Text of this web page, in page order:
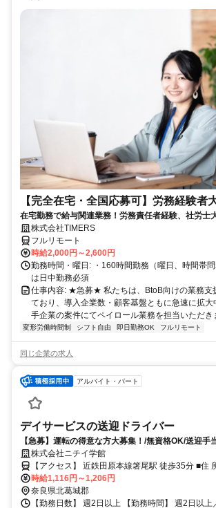
【完全在宅・全国応募可】労務経験者
在宅勤務で給与関連業務！労務責任者経験、社労士
ぎたい方、注目！
株式会社TIMERS
フルリモート
時給2,000円～2,600円
勤務時間・曜日: ・160時間勤務（曜日、時間帯
は日中勤務必須
仕事内容: ★急募★ 私たちは、BtoB向けの業務支
ており、導入企業数・顧客基盤ともに急速に拡
手企業の案件にてペイロール業務を担当いただき
変形労働時間制 シフト自由 即日勤務OK フルリモート
同じ企業の求人
アルバイト・パート
デイサービスの送迎ドライバー
【急募】運転の得意な方大募集！/無資格OK/送迎手
株式会社ニチイ学館
【アクセス】 近鉄田原本線箸尾駅 徒歩35分 ■住 所 奈良県 北葛城郡
広陵町 大字笠343-1 ■アクセス 近鉄田原本
時給1,116円～1,206円
奈良県北葛城郡
【勤務日数】 週2日以上 【勤務時間】 週2日以